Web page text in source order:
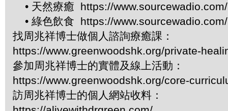
• 天然療癒 https://
• 綠色飲食 https://
找周兆祥博士做個人諮詢療癒課：
https://www.greenwoodshk.org/private-
參加周兆祥博士的實體及線上活動：
https://www.greenwoodshk.org/core-
訪周兆祥博士的個人網站收料：